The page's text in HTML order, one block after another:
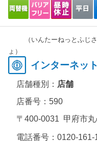
（いんたーねっとふじ
ょ）
インターネッ
店舗種別： 店舗
店番号：590
〒400-0031 甲府市
電話番号： 0120-161-